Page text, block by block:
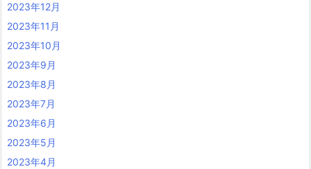
2023年12月
2023年11月
2023年10月
2023年9月
2023年8月
2023年7月
2023年6月
2023年5月
2023年4月